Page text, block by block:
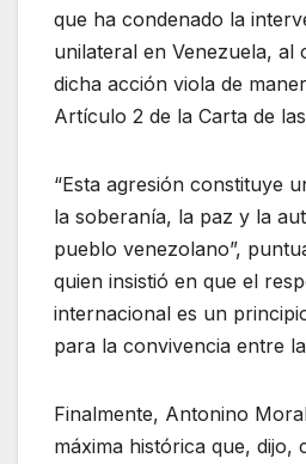
que ha condenado la
unilateral en Venezuela, al
dicha acción viola de
Artículo 2 de la Carta de
“Esta agresión constituye
la soberanía, la paz y la
pueblo venezolano”,
quien insistió en que el
internacional es un
para la convivencia entre
Finalmente, Antonino
máxima histórica que, dijo,